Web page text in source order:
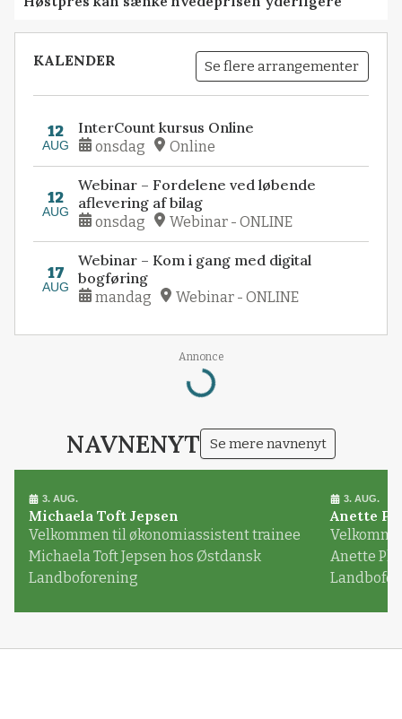
KALENDER Se flere arrangementer
12
AUG
InterCount kursus Online
onsdag Online
12
AUG
Webinar – Fordelene ved løbende
aflevering af bilag
onsdag Webinar - ONLINE
17
AUG
Webinar – Kom i gang med digital
bogføring
mandag Webinar - ONLINE
Annonce
Loading...
NAVNENYT Se mere navnenyt
3. AUG.
Michaela Toft Jepsen
Velkommen til økonomiassistent trainee
Michaela Toft Jepsen hos Østdansk
Landboforening
3. AUG.
Anette
Anette